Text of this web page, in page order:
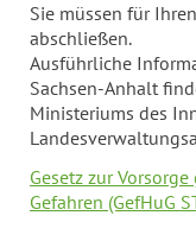
Sie müssen für
abschließen.
Ausführliche
Sachsen-Anhalt
Ministeriums des
Gesetz zur
Gefahren (GefHuG